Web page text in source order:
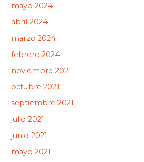
mayo 2024
abril 2024
marzo 2024
febrero 2024
noviembre 2021
octubre 2021
septiembre 2021
julio 2021
junio 2021
mayo 2021